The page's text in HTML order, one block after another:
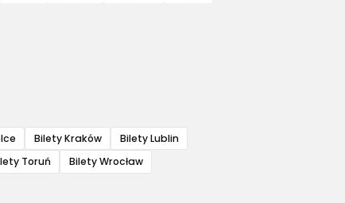
Bilety Kraków
Bilety Lublin
Toruń
Bilety Wrocław